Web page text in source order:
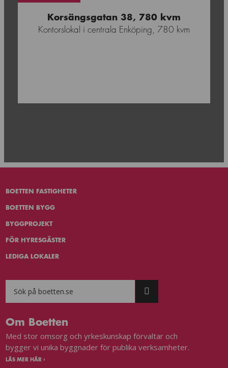
Korsängsgatan 38, 780 kvm
Kontorslokal i centrala Enköping, 780 kvm
BOETTEN FASTIGHETER
BOETTEN BYGG
BYGGPROJEKT
FÖR HYRESGÄSTER
LEDIGA LOKALER
Om Boetten
Med stor omsorg och yrkeskunskap förvaltar och
bygger vi unika byggnader för publika verksamheter.
LÄS MER HÄR ›